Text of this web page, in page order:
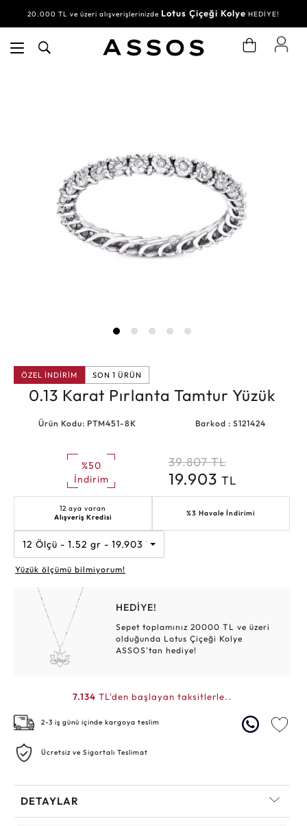
20.000 TL ve üzeri alışverişlerinizde Lotus Çiçeği Kolye HEDİYE!
ÖZEL İNDİRİM SON 1 ÜRÜN
0.13 Karat Pırlanta Tamtur Yüzük
Ürün Kodu: PTM451-8K Barkod : S121424
%50
İndirim
39.807 TL
19.903 TL
12 aya varan
Alışveriş Kredisi
%3 Havale İndirimi
12 Ölçü - 1.52 gr - 19.903 TL
Yüzük ölçümü bilmiyorum!
HEDİYE!
Sepet toplamınız 20000 TL ve üzeri
olduğunda Lotus Çiçeği Kolye
ASSOS'tan hediye!
7.134 TL'den başlayan taksitlerle..
2-3 iş günü içinde kargoya teslim
Ücretsiz ve Sigortalı Teslimat
DETAYLAR